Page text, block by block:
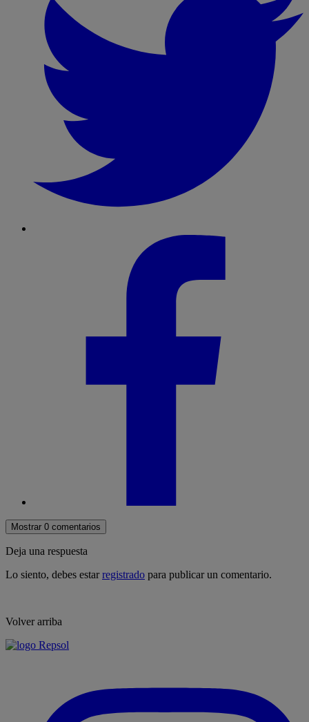
Mostrar 0 comentarios
Deja una respuesta
Lo siento, debes estarregistrado para publicar un comentario.
Volver arriba